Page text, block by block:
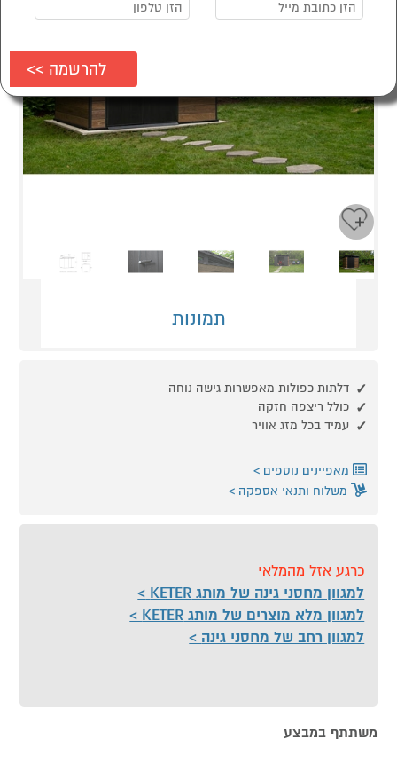
תמונות
דלתות כפולות מאפשרות גישה נוחה
כולל ריצפה חזקה
עמיד בכל מזג אוויר
מאפיינים נוספים
משלוח ותנאי אספקה
כרגע אזל מהמלאי
למגוון מחסני גינה של מותג KETER
למגוון מלא מוצרים של מותג KETER
למגוון רחב של מחסני גינה
משתתף במבצע